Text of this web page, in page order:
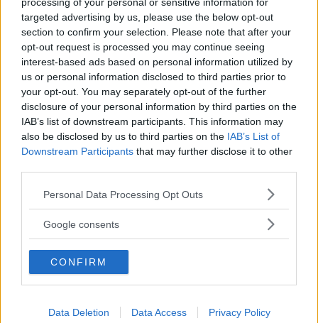
targeted advertising by us, please use the below opt-out
section to confirm your selection. Please note that after your
opt-out request is processed you may continue seeing
interest-based ads based on personal information utilized by
us or personal information disclosed to third parties prior to
your opt-out. You may separately opt-out of the further
disclosure of your personal information by third parties on the
IAB’s list of downstream participants. This information may
also be disclosed by us to third parties on the IAB’s List of
Downstream Participants that may further disclose it to other
Please note that this website/app uses one or more Google
not limited to your visit or usage behaviour. You may click to
use your data for below specified purposes in below Google
consent section.
Personal Data Processing Opt Outs
Google consents
CONFIRM
Data Deletion Data Access Privacy Policy
Föregående artikel
Libratone Zipp – Bärbart,
snyggt och lätt att
använda!
Nästa artikel
Brainswarming – För att
Brainstorming inte funkar
Allt från personlig utveckling till sköna sneakers är intressant!
uteservering, gärna "i goda vänners lag" om man nu skall
slänga in något klyschigt också.